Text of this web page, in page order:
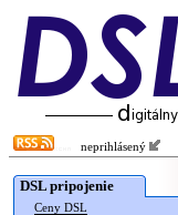
neprihlásený
DSL pripojenie
Ceny DSL